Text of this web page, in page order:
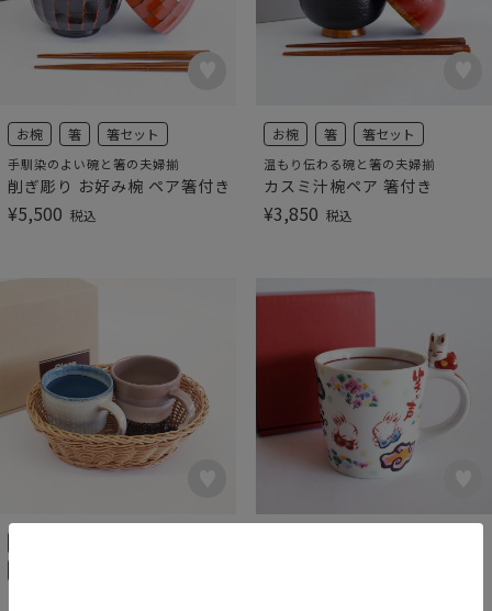
お椀 箸 箸セット
手馴染のよい碗と箸の夫婦揃
削ぎ彫り お好み椀 ペア箸付き
¥5,500 税込
お椀 箸 箸セット
温もり伝わる碗と箸の夫婦揃
カスミ汁椀ペア 箸付き
¥3,850 税込